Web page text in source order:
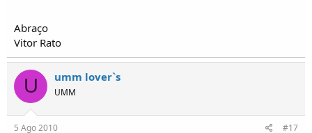
Abraço
Vitor Rato
U umm lover`s
UMM
5 Ago 2010 #17